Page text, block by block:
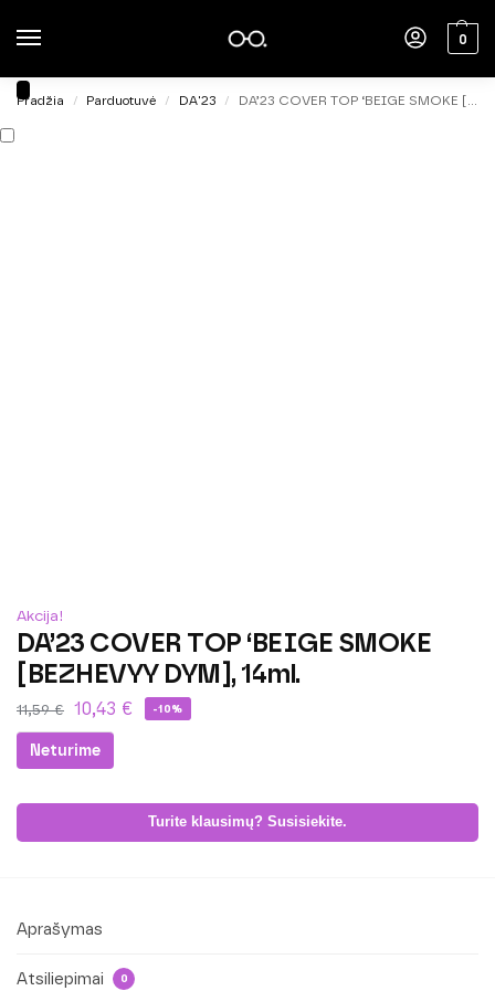
0
Pradžia / Parduotuvė / DA'23 / DA’23 COVER TOP ‘BEIGE SMOKE [BEZHEVYY DYM], 14ml.
Akcija!
DA’23 COVER TOP ‘BEIGE SMOKE
[BEZHEVYY DYM], 14ml.
11,59€ 10,43 € -10%
Neturime
Turite klausimų? Susisiekite.
Aprašymas
Atsiliepimai 0